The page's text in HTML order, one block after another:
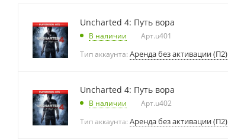
Uncharted 4: Путь вора
В наличии Арт.u401
Тип аккаунта: Аренда без активации (П2)
Uncharted 4: Путь вора
В наличии Арт.u402
Тип аккаунта: Аренда без активации (П2)